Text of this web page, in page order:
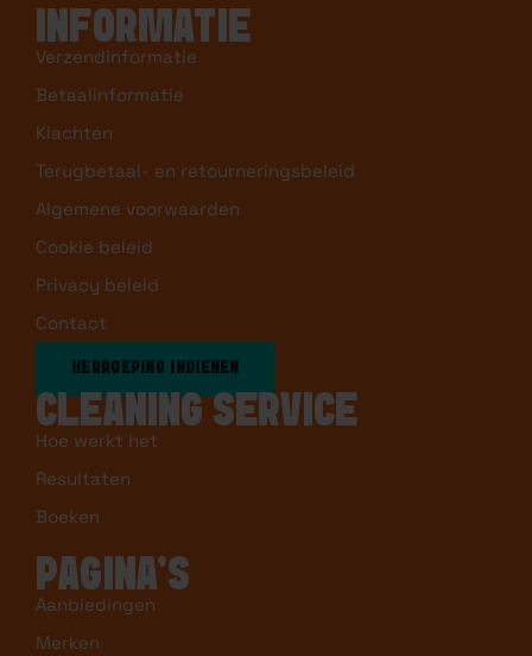
INFORMATIE
Verzendinformatie
Betaalinformatie
Klachten
Terugbetaal- en retourneringsbeleid
Algemene voorwaarden
Cookie beleid
Privacy beleid
Contact
HERROEPING INDIENEN
CLEANING SERVICE
Hoe werkt het
Resultaten
Boeken
PAGINA’S
Aanbiedingen
Merken